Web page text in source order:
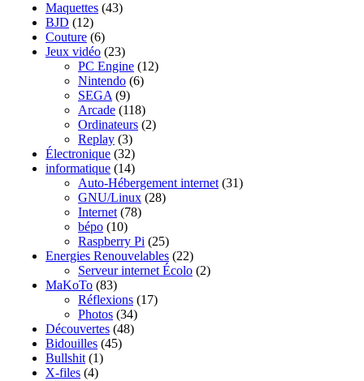
Maquettes (43)
BJD (12)
Couture (6)
Jeux vidéo (23)
PC Engine (12)
Nintendo (6)
SEGA (9)
Arcade (118)
Ordinateurs (2)
Replay (3)
Électronique (32)
informatique (14)
Auto-Hébergement internet (31)
GNU/Linux (28)
Internet (78)
bépo (10)
Raspberry Pi (25)
Energies Renouvelables (22)
Serveur internet Écolo (2)
MaKoTo (83)
Réflexions (17)
Photos (34)
Découvertes (48)
Bidouilles (45)
Bullshit (1)
X-files (4)